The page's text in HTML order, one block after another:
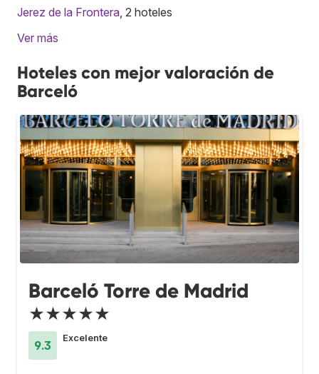
Jerez de la Frontera , 2 hoteles
Ver más
Hoteles con mejor valoración de
Barceló
Barceló Torre de Madrid
★★★★★
9.3
Excelente